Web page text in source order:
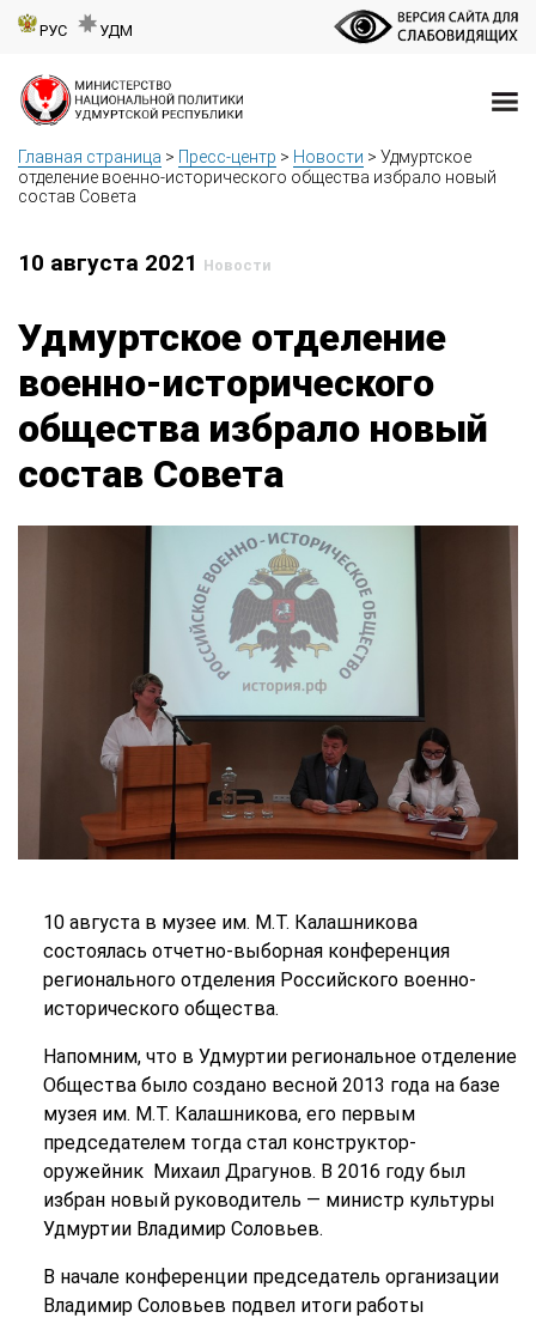
РУС УДМ
Главная страница > Пресс-центр > Новости > Удмуртское
отделение военно-исторического общества избрало новый
состав Совета
10 августа 2021 Новости
Удмуртское отделение
военно-исторического
общества избрало новый
состав Совета
10 августа в музее им. М.Т. Калашникова
состоялась отчетно-выборная конференция
регионального отделения Российского военно-
исторического общества.
Напомним, что в Удмуртии региональное отделение
Общества было создано весной 2013 года на базе
музея им. М.Т. Калашникова, его первым
председателем тогда стал конструктор-
оружейник Михаил Драгунов. В 2016 году был
избран новый руководитель — министр культуры
Удмуртии Владимир Соловьев.
В начале конференции председатель организации
Владимир Соловьев подвел итоги работы